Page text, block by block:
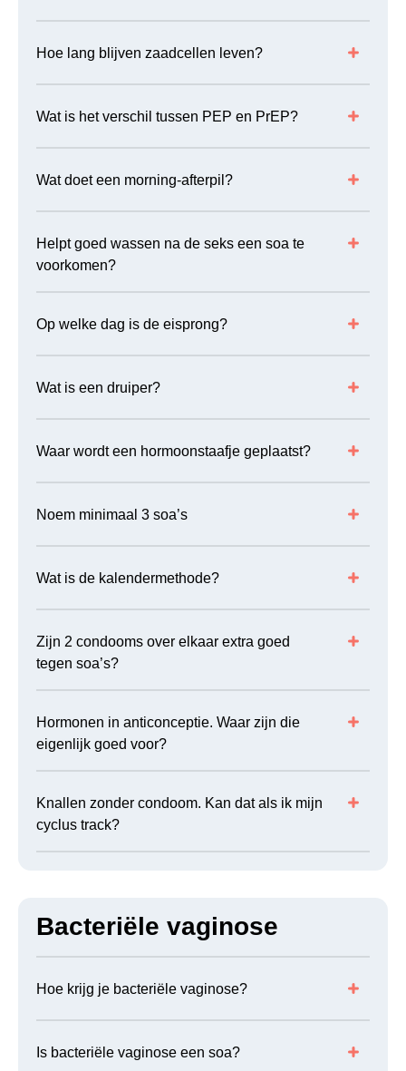
Hoe lang blijven zaadcellen leven?
Wat is het verschil tussen PEP en PrEP?
Wat doet een morning-afterpil?
Helpt goed wassen na de seks een soa te
voorkomen?
Op welke dag is de eisprong?
Wat is een druiper?
Waar wordt een hormoonstaafje geplaatst?
Noem minimaal 3 soa’s
Wat is de kalendermethode?
Zijn 2 condooms over elkaar extra goed
tegen soa’s?
Hormonen in anticonceptie. Waar zijn die
eigenlijk goed voor?
Knallen zonder condoom. Kan dat als ik mijn
cyclus track?
Bacteriële vaginose
Hoe krijg je bacteriële vaginose?
Is bacteriële vaginose een soa?